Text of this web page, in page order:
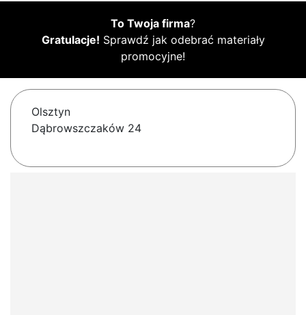
To Twoja firma?
Gratulacje! Sprawdź jak odebrać materiały
promocyjne!
Olsztyn
Dąbrowszczaków 24